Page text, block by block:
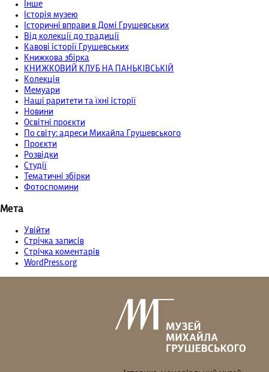
Інше
Історія музею
Історичні вправи в Домі Грушевських
Від колекції до традиції
Кавові історії Грушевських
Книжкова збірка
КНИЖКОВИЙ КЛУБ НА ПАНЬКІВСЬКІЙ
Колекція
Мемуари
Наші раритети та їхні історії
Новини
Освітні проєкти
По світу: адреси Михайла Грушевського
Проєкти
Розвідки
Студії
Тематичні збірки
Фотоспомини
Мета
Увійти
Стрічка записів
Стрічка коментарів
WordPress.org